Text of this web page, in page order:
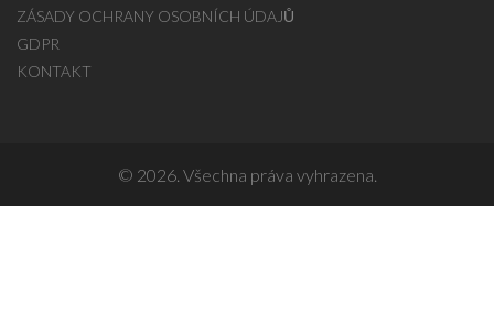
ZÁSADY OCHRANY OSOBNÍCH ÚDAJŮ
GDPR
KONTAKT
© 2026. Všechna práva vyhrazena.